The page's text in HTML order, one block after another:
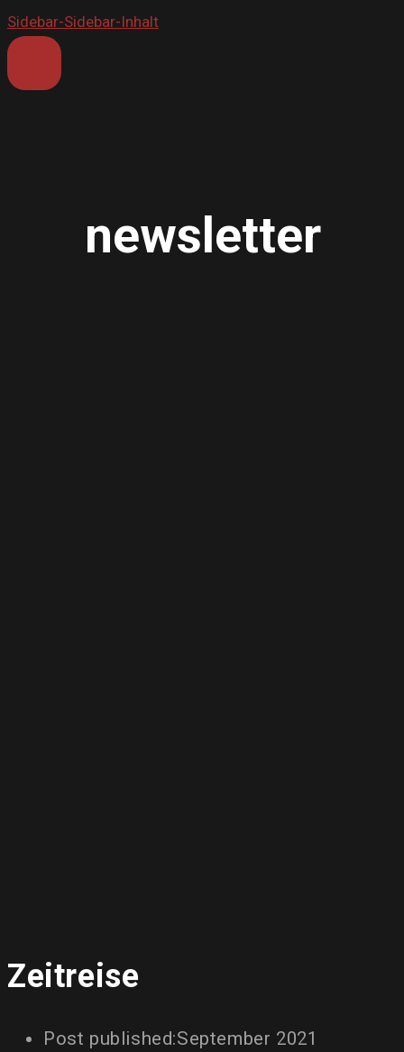
Sidebar-Sidebar-Inhalt
newsletter
Zeitreise
Post published:September 2021